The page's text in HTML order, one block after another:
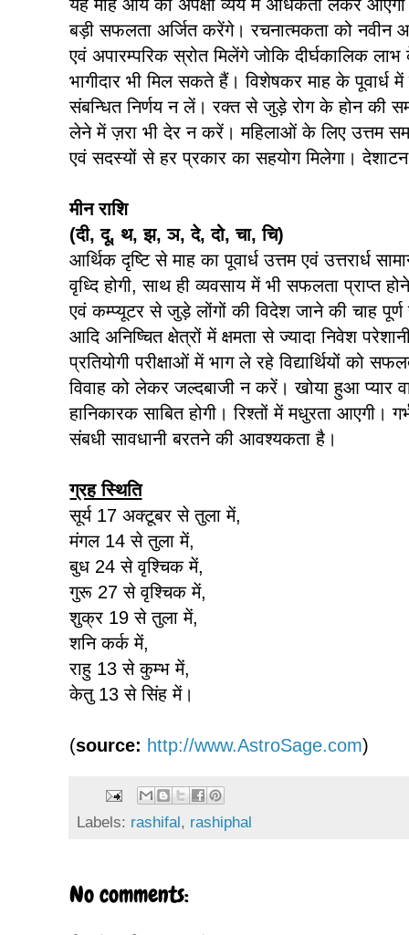
यह माह आय की अपेक्षा व्यय में अधिकता लेकर
बड़ी सफलता अर्जित करेंगे। रचनात्मकता को नवीन
एवं अपारम्परिक स्रोत मिलेंगे जोकि दीर्घकालिक
भागीदार भी मिल सकते हैं। विशेषकर माह के पूवार्ध
संबन्धित निर्णय न लें। रक्त से जुड़े रोग के होन की
लेने में ज़रा भी देर न करें। महिलाओं के लिए उत्तम
एवं सदस्यों से हर प्रकार का सहयोग मिलेगा।
मीन राशि
(दी, दू, थ, झ, ञ, दे, दो, चा, चि)
आर्थिक दृष्टि से माह का पूवार्ध उत्तम एवं उत्तरार्ध
वृध्दि होगी, साथ ही व्यवसाय में भी सफलता प्राप्त
एवं कम्प्यूटर से जुड़े लोंगों की विदेश जाने की चाह
आदि अनिष्चित क्षेत्रों में क्षमता से ज्यादा निवेश
प्रतियोगी परीक्षाओं में भाग ले रहे विद्यार्थियों को
विवाह को लेकर जल्दबाजी न करें। खोया हुआ प्यार
हानिकारक साबित होगी। रिश्तों में मधुरता आएगी।
संबधी सावधानी बरतने की आवश्‍यकता है।
ग्रह स्थिति
सूर्य 17 अक्टूबर से तुला में,
मंगल 14 से तुला में,
बुध 24 से वृश्चिक में,
गुरू 27 से वृश्चिक में,
शुक्र 19 से तुला में,
शनि कर्क में,
राहु 13 से कुम्भ में,
केतु 13 से सिंह में।
(source: http://www.AstroSage.com)
Labels: rashifal , rashiphal
No comments: